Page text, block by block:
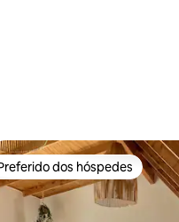
dos hóspedes
dos hóspedes